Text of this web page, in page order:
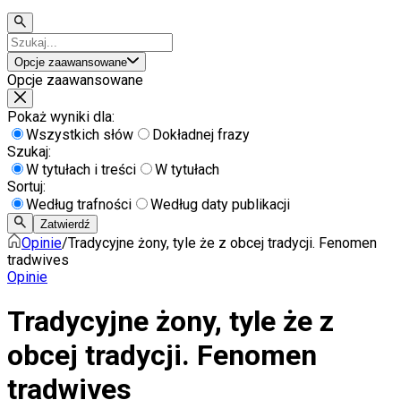
Opcje zaawansowane
Opcje zaawansowane
Pokaż wyniki dla:
Wszystkich słów
Dokładnej frazy
Szukaj:
W tytułach i treści
W tytułach
Sortuj:
Według trafności
Według daty publikacji
Zatwierdź
Opinie/Tradycyjne żony, tyle że z obcej tradycji. Fenomen
tradwives
Opinie
Tradycyjne żony, tyle że z
obcej tradycji. Fenomen
tradwives